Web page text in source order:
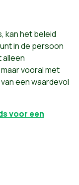
kan het beleid
in de persoon
alleen
vooral met
een waardevol
voor een